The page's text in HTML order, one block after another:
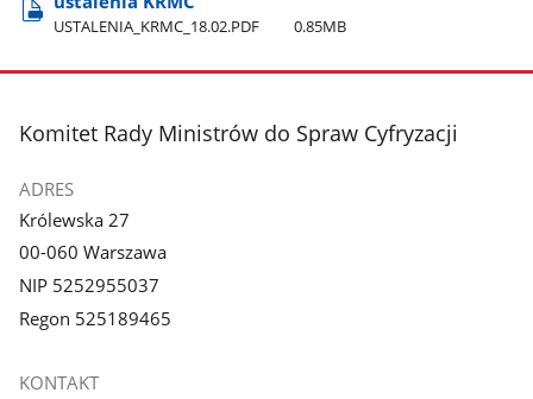
USTALENIA​_KRMC​_18.02.PDF 0.85MB
stopka
Komitet Rady Ministrów do Spraw Cyfryzacji
ADRES
Królewska 27
00-060 Warszawa
NIP 5252955037
Regon 525189465
KONTAKT